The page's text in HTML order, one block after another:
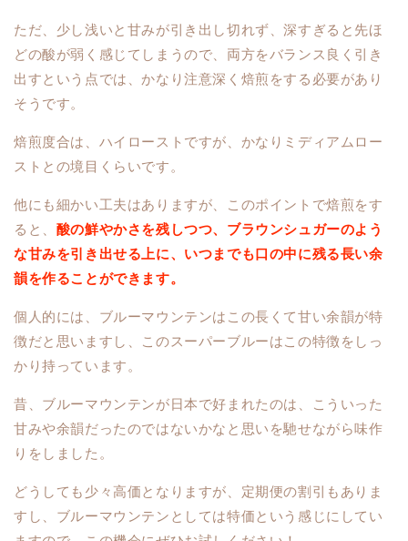
ただ、少し浅いと甘みが引き出し切れず、深すぎると先ほ
どの酸が弱く感じてしまうので、両方をバランス良く引き
出すという点では、かなり注意深く焙煎をする必要があり
そうです。
焙煎度合は、ハイローストですが、かなりミディアムロー
ストとの境目くらいです。
他にも細かい工夫はありますが、このポイントで焙煎をす
ると、 酸の鮮やかさを残しつつ、ブラウンシュガーのよう
な甘みを引き出せる上に、いつまでも口の中に残る長い余
韻を作ることができます。
個人的には、ブルーマウンテンはこの長くて甘い余韻が特
徴だと思いますし、このスーパーブルーはこの特徴をしっ
かり持っています。
昔、ブルーマウンテンが日本で好まれたのは、こういった
甘みや余韻だったのではないかなと思いを馳せながら味作
りをしました。
どうしても少々高価となりますが、定期便の割引もありま
すし、ブルーマウンテンとしては特価という感じにしてい